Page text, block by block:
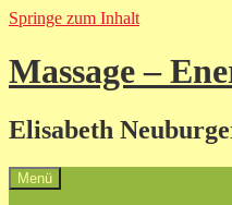
Springe zum Inhalt
Massage –
Elisabeth
Menü